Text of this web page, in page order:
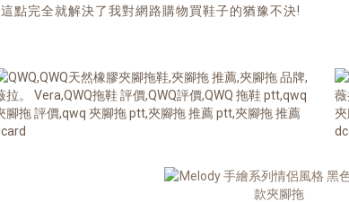
這點完全就解決了我對網路購物買鞋子的猶豫不決!